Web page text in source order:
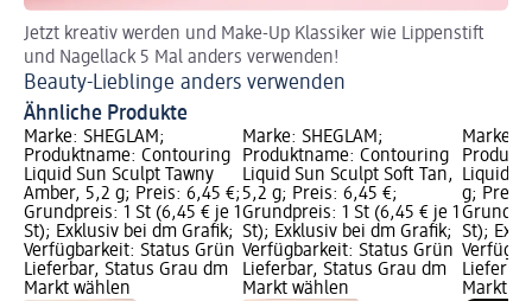
Jetzt kreativ werden und Make-Up Klassiker wie Lippenstift
und Nagellack 5 Mal anders verwenden!
Beauty-Lieblinge anders verwenden
Ähnliche Produkte
Marke: SHEGLAM;
Produktname: Contouring
Liquid Sun Sculpt Tawny
Amber, 5,2 g; Preis: 6,45 €;
Grundpreis: 1 St (6,45 € je 1
St); Exklusiv bei dm Grafik;
Verfügbarkeit: Status Grün
Lieferbar, Status Grau dm
Markt wählen
Marke: SHEGLAM;
Produktname: Contouring
Liquid Sun Sculpt Soft Tan,
5,2 g; Preis: 6,45 €;
Grundpreis: 1 St (6,45 € je 1
St); Exklusiv bei dm Grafik;
Verfügbarkeit: Status Grün
Lieferbar, Status Grau dm
Markt wählen
Marke:
Liquid
g; Preis:
St);
Markt